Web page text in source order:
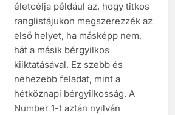
életcélja például az, hogy titkos
ranglistájukon megszerezzék az
első helyet, ha másképp nem,
hát a másik bérgyilkos
kiiktatásával. Ez szebb és
nehezebb feladat, mint a
hétköznapi bérgyilkosság. A
Number 1-t aztán nyilván